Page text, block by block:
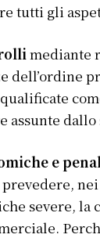
tutti gli
mediante
dell’ordine
assunte dallo
e
severe, la